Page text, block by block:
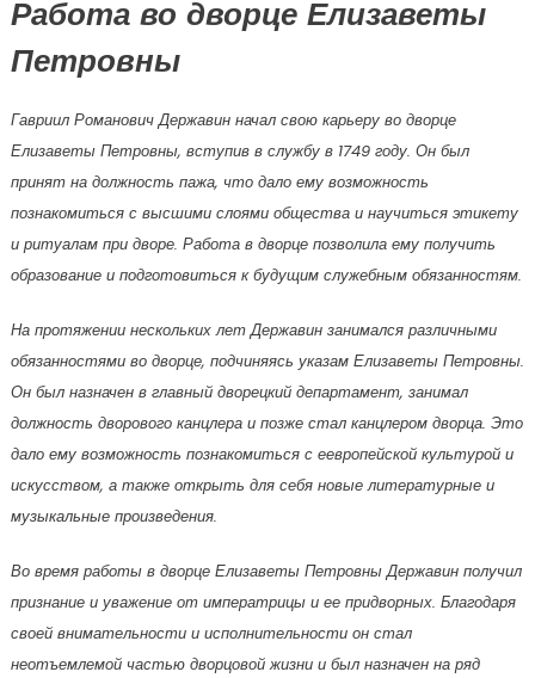
Работа во дворце Елизаветы
Петровны
Гавриил Романович Державин начал свою карьеру во дворце
Елизаветы Петровны, вступив в службу в 1749 году. Он был
принят на должность пажа, что дало ему возможность
познакомиться с высшими слоями общества и научиться этикету
и ритуалам при дворе. Работа в дворце позволила ему получить
образование и подготовиться к будущим служебным обязанностям.
На протяжении нескольких лет Державин занимался различными
обязанностями во дворце, подчиняясь указам Елизаветы Петровны.
Он был назначен в главный дворецкий департамент, занимал
должность дворового канцлера и позже стал канцлером дворца. Это
дало ему возможность познакомиться с еевропейской культурой и
искусством, а также открыть для себя новые литературные и
музыкальные произведения.
Во время работы в дворце Елизаветы Петровны Державин получил
признание и уважение от императрицы и ее придворных. Благодаря
своей внимательности и исполнительности он стал
неотъемлемой частью дворцовой жизни и был назначен на ряд